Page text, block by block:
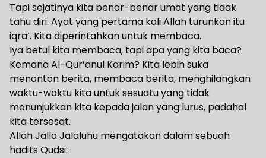
Tapi sejatinya kita benar-benar umat yang tidak
tahu diri. Ayat yang pertama kali Allah turunkan itu
iqra’. Kita diperintahkan untuk membaca.
Iya betul kita membaca, tapi apa yang kita baca?
Kemana Al-Qur’anul Karim? Kita lebih suka
menonton berita, membaca berita, menghilangkan
waktu-waktu kita untuk sesuatu yang tidak
menunjukkan kita kepada jalan yang lurus, padahal
kita tersesat.
Allah Jalla Jalaluhu mengatakan dalam sebuah
hadits Qudsi: